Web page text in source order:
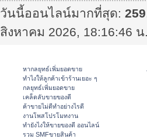
วันนี้ออนไลน์มากที่สุด:259
สิงหาคม 2026, 18:16:46 น
หากลยุทธ์เพิ่มยอดขาย
ทําไงให้ลูกค้าเข้าร้านเยอะ ๆ
กลยุทธ์เพิ่มยอดขาย
เคล็ดลับขายของดี
ค้าขายไม่ดีทำอย่างไรดี
งานโพสโปรโมทงาน
ทํายังไงให้ขายของดี ออนไลน์
รวม SMFขายสินค้า